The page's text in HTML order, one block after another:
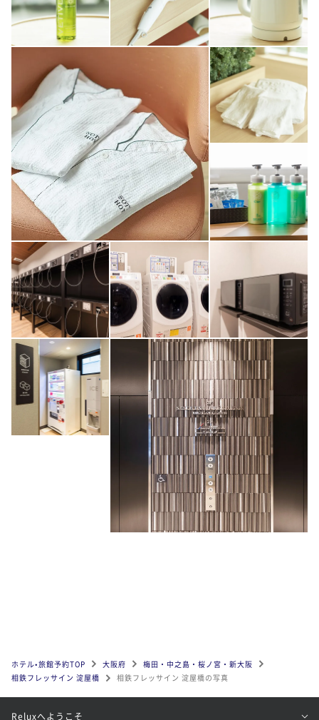
ホテル•旅館予約TOP 大阪府
梅田・中之島・桜ノ宮・新大阪
相鉄フレッサイン 淀屋橋
相鉄フレッサイン 淀屋橋の写真
Reluxへようこそ